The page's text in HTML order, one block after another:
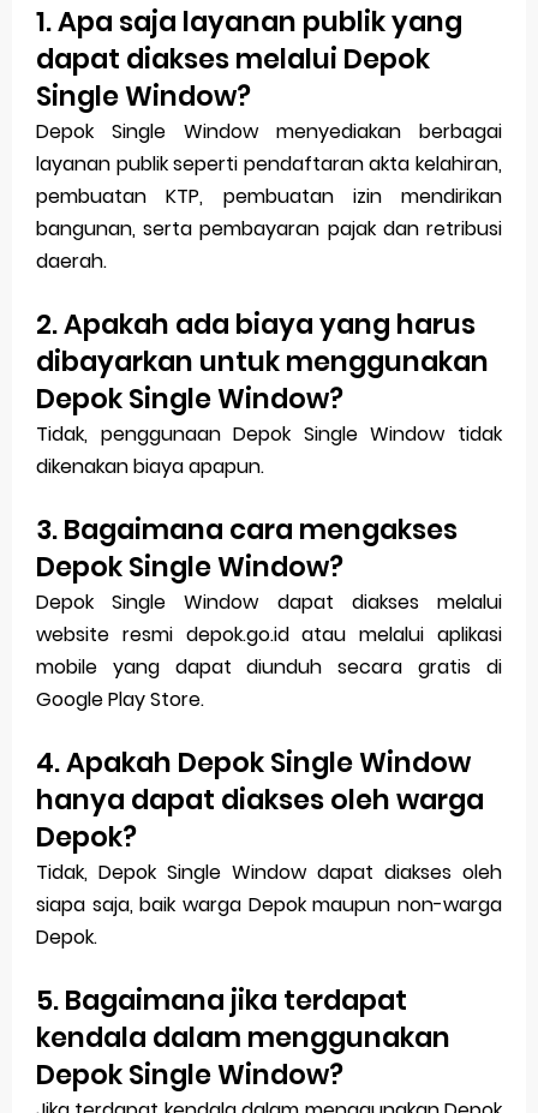
1. Apa saja layanan publik yang
dapat diakses melalui Depok
Single Window?
Depok Single Window menyediakan berbagai
layanan publik seperti pendaftaran akta kelahiran,
pembuatan KTP, pembuatan izin mendirikan
bangunan, serta pembayaran pajak dan retribusi
daerah.
2. Apakah ada biaya yang harus
dibayarkan untuk menggunakan
Depok Single Window?
Tidak, penggunaan Depok Single Window tidak
dikenakan biaya apapun.
3. Bagaimana cara mengakses
Depok Single Window?
Depok Single Window dapat diakses melalui
website resmi depok.go.id atau melalui aplikasi
mobile yang dapat diunduh secara gratis di
Google Play Store.
4. Apakah Depok Single Window
hanya dapat diakses oleh warga
Depok?
Tidak, Depok Single Window dapat diakses oleh
siapa saja, baik warga Depok maupun non-warga
Depok.
5. Bagaimana jika terdapat
kendala dalam menggunakan
Depok Single Window?